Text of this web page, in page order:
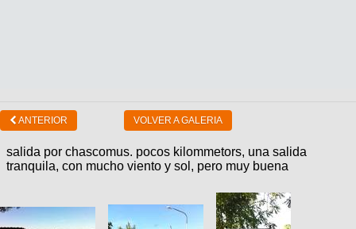
ANTERIOR VOLVER A GALERIA
salida por chascomus. pocos kilommetors, una salida
tranquila, con mucho viento y sol, pero muy buena